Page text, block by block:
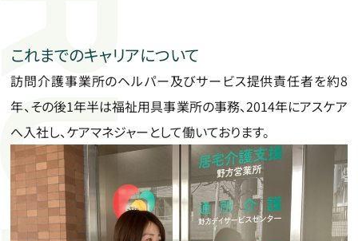
これまでのキャリアについて
訪問介護事業所のヘルパー及びサービス提供責任者を約8
年、その後1年半は福祉用具事業所の事務、2014年にアスケア
へ入社し、ケアマネジャーとして働いております。